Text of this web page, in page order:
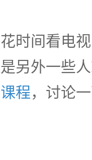
时间看电
另外一些
程，讨论